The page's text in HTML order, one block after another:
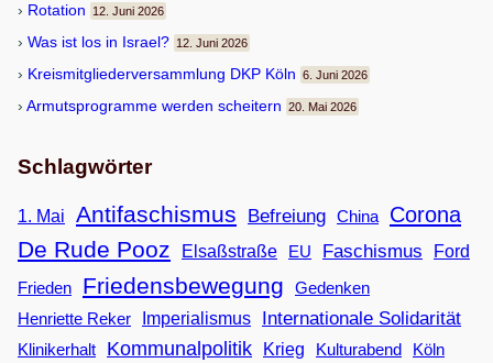
Rota­tion 12. Juni 2026
Was ist los in Israel? 12. Juni 2026
Kreis­mit­glie­der­ver­samm­lung DKP Köln 6. Juni 2026
Armuts­pro­gramme wer­den scheitern 20. Mai 2026
Schlagwörter
1. Mai Antifaschismus Befreiung China Corona
De Rude Pooz Elsaßstraße EU Faschismus
Ford
Frieden
Friedensbewegung
Gedenken
Henriette Reker
Imperialismus Internationale Solidarität
Klinikerhalt Kommunalpolitik Krieg Kulturabend
Köln